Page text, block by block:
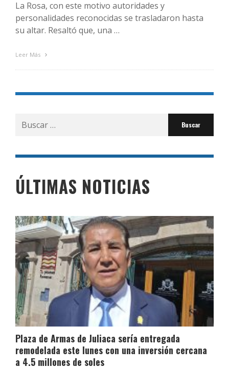
La Rosa, con este motivo autoridades y
personalidades reconocidas se trasladaron hasta
su altar. Resaltó que, una …
Leer Más
Buscar
por:
ÚLTIMAS NOTICIAS
Plaza de Armas de Juliaca sería entregada
remodelada este lunes con una inversión cercana
a 4.5 millones de soles